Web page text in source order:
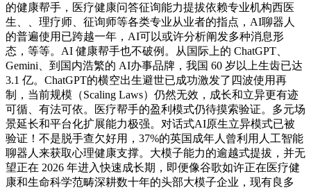
的健康帮手，医疗健康问答征询能力提拔依赖专业机构西医
生、、理疗师、征询师等各类专业从业者的指点，AI聊器人
的普遍使用已跨越一年，AI可以或许分析阐发多种消息形
态，等等。AI 健康帮手也不破例。从国际上的 ChatGPT、
Gemini、到国内浩繁的 AI办事品牌，我国 60 岁以上生齿已达
3.1 亿。ChatGPT的横空出生避世已成功激发了四波使用再
制，当前规模（Scaling Laws）仍然无效，成长和立异更有迹
可循、有法可依。医疗帮手的盈利模式仍待摸索验证。多元场
景延长和平台化扩展能力极强。对话式AI原生立异模式已被
验证！不是脱手查欠好用，37%的英国成年人曾利用人工智能
聊器人来获取心理健康支撑。大模子能力的逾越式提拔，并无
望正在 2026 年进入快速成长期，即便像谷歌如许正在医疗健
康和生命科学范畴深耕数十年的头部大模子企业，现有良多